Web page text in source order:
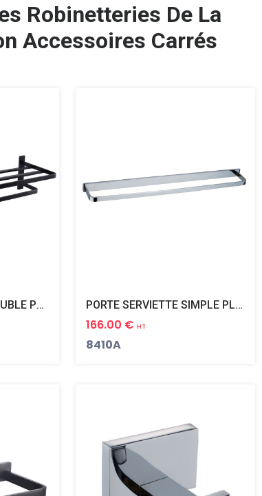
Robinetteries De La
Accessoires Carrés
PORTE SERVIETTE DOUBLE PLAZA BLACK PVD NOIR MAT PORTE SERVIETTE SIMPLE PLAZA
166.00 € HT
8410A